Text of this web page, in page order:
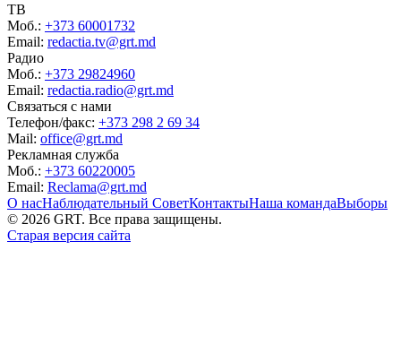
ТВ
Моб.: +373 60001732
Email: redactia.tv@grt.md
Радио
Моб.: +373 29824960
Email: redactia.radio@grt.md
Связаться с нами
Телефон/факс: +373 298 2 69 34
Mail: office@grt.md
Рекламная служба
Моб.: +373 60220005
Email: Reclama@grt.md
О насНаблюдательный СоветКонтактыНаша командаВыборы
© 2026 GRT. Все права защищены.
Старая версия сайта